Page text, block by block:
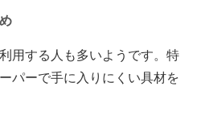
用する人も多いようです。特
パーで手に入りにくい具材を